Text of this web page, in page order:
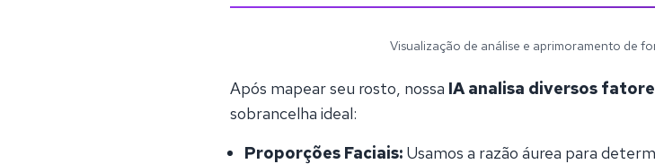
Visualização de análise e aprimoramento de
Após mapear seu rosto, nossa IA analisa diversos
sobrancelha ideal:
Proporções Faciais: Usamos a razão áurea para